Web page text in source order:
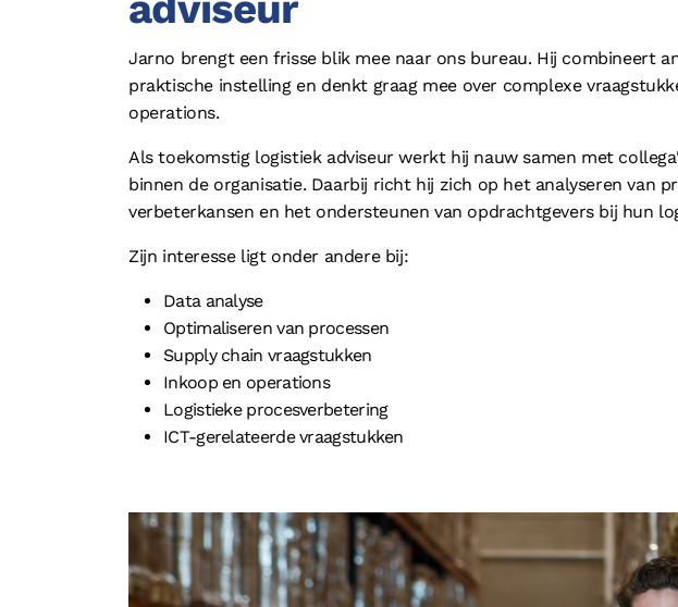
Jarno brengt een frisse blik mee naar ons bureau. Hij combineert
praktische instelling en denkt graag mee over complexe
operations.
Als toekomstig logistiek adviseur werkt hij nauw samen met
binnen de organisatie. Daarbij richt hij zich op het analyseren van
verbeterkansen en het ondersteunen van opdrachtgevers bij hun
Zijn interesse ligt onder andere bij:
Data analyse
Optimaliseren van processen
Supply chain vraagstukken
Inkoop en operations
Logistieke procesverbetering
ICT-gerelateerde vraagstukken